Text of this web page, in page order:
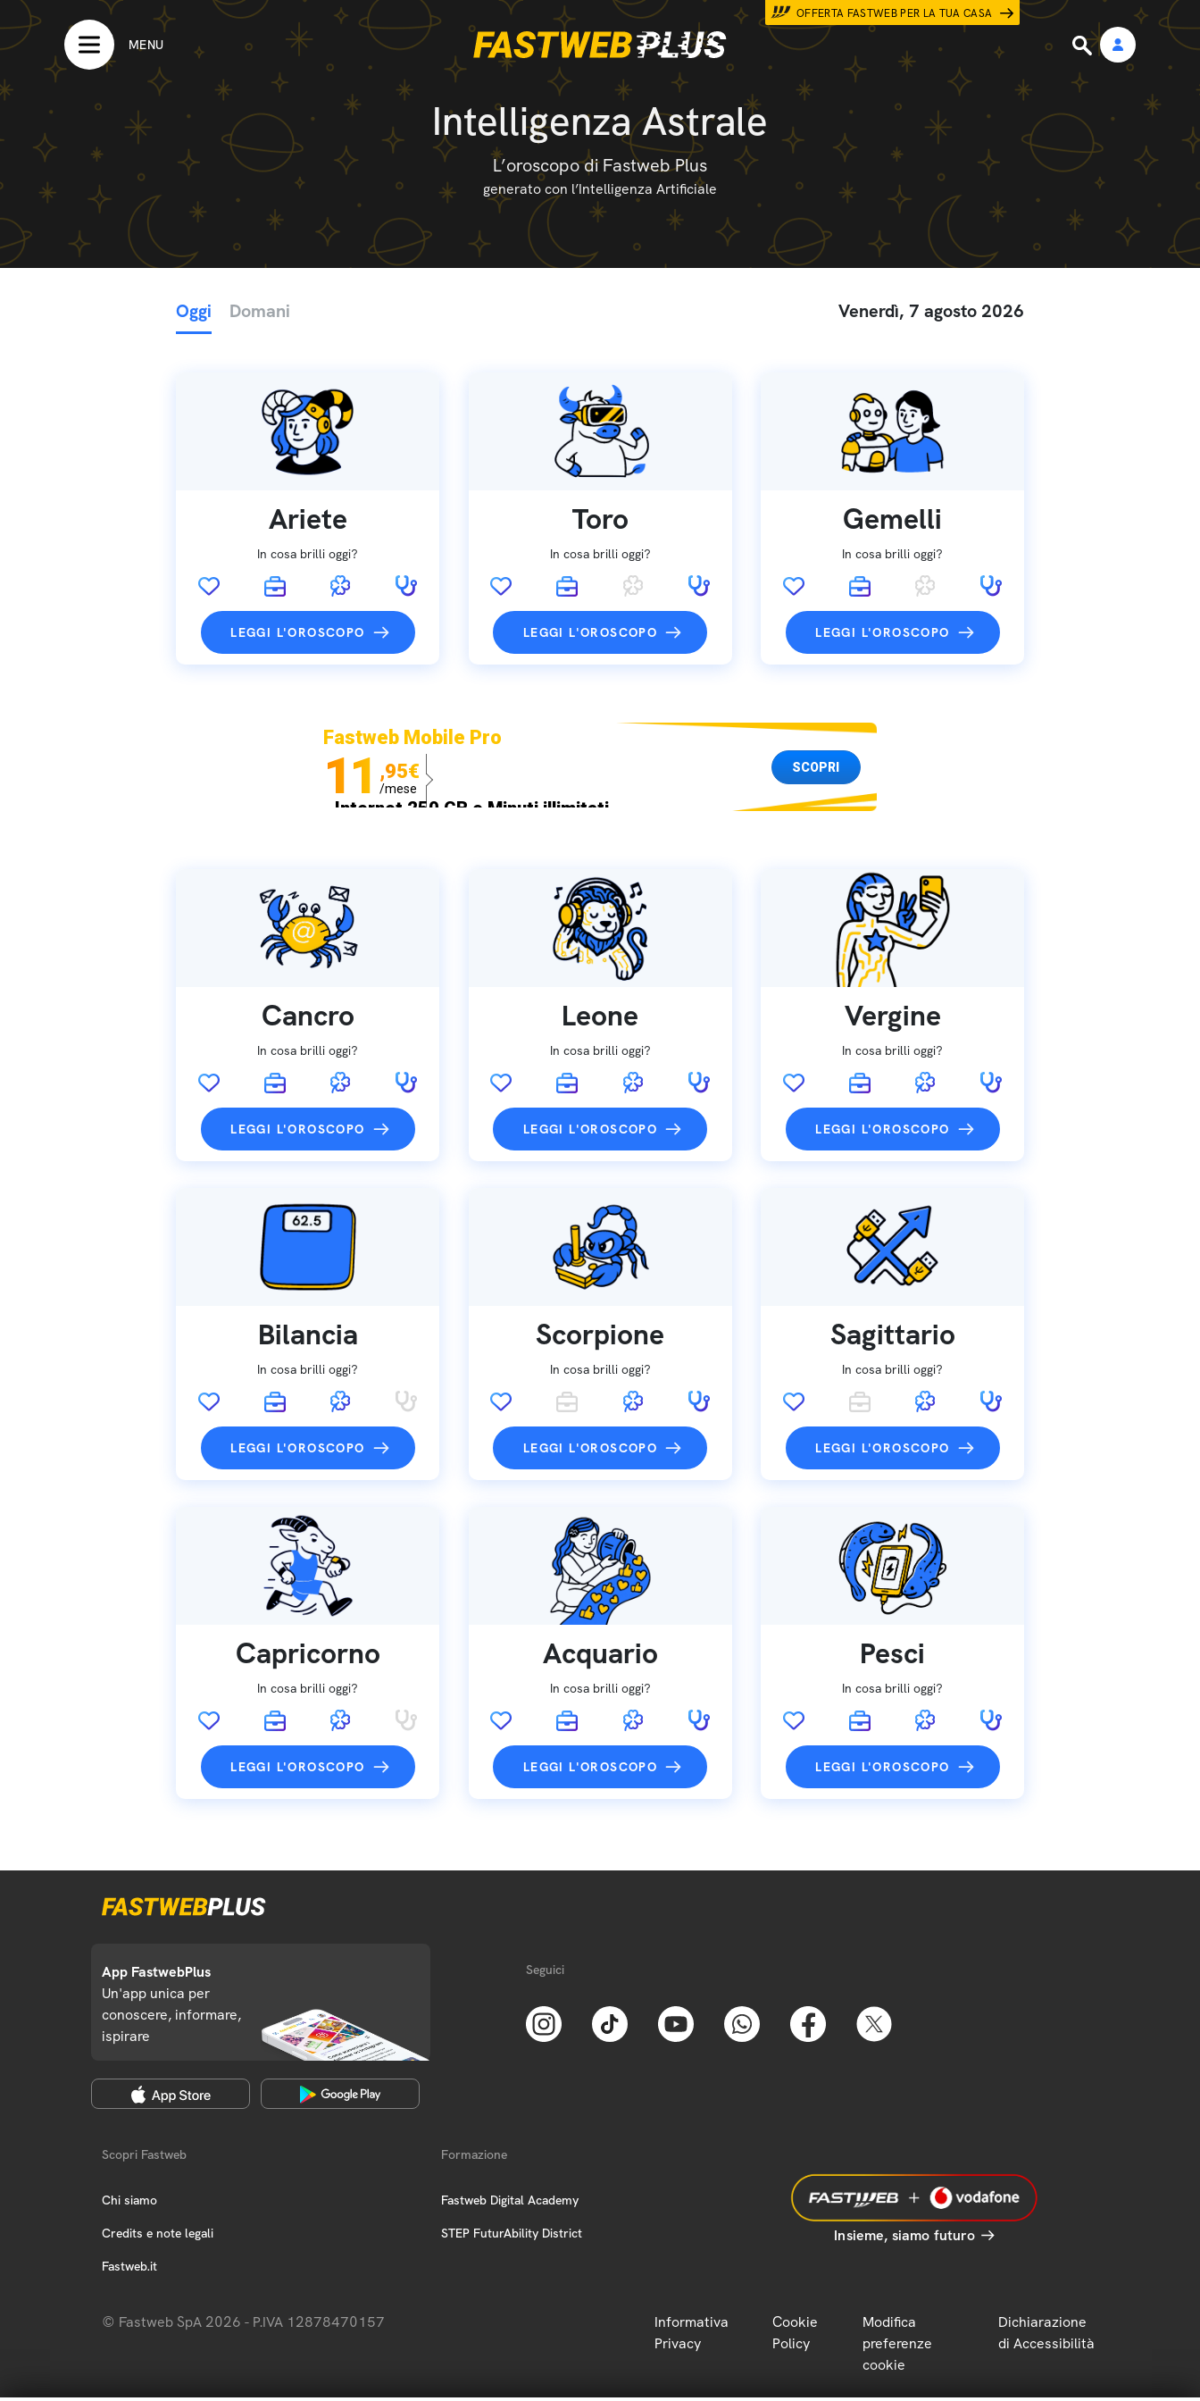
OFFERTA FASTWEB PER LA TUA CASA
MENU
Intelligenza Astrale
L’oroscopo di Fastweb Plus
generato con l’Intelligenza Artificiale
Oggi Domani Venerdì, 7 agosto 2026
Ariete
In cosa brilli oggi?
LEGGI L'OROSCOPO
Toro
In cosa brilli oggi?
LEGGI L'OROSCOPO
Gemelli
In cosa brilli oggi?
LEGGI L'OROSCOPO
Fastweb Mobile Pro
11 ,95€
/mese
Internet 250 GB e Minuti illimitati
SCOPRI
Cancro
In cosa brilli oggi?
LEGGI L'OROSCOPO
Leone
In cosa brilli oggi?
LEGGI L'OROSCOPO
Vergine
In cosa brilli oggi?
LEGGI L'OROSCOPO
Bilancia
In cosa brilli oggi?
LEGGI L'OROSCOPO
Scorpione
In cosa brilli oggi?
LEGGI L'OROSCOPO
Sagittario
In cosa brilli oggi?
LEGGI L'OROSCOPO
Capricorno
In cosa brilli oggi?
LEGGI L'OROSCOPO
Acquario
In cosa brilli oggi?
LEGGI L'OROSCOPO
Pesci
In cosa brilli oggi?
LEGGI L'OROSCOPO
App FastwebPlus
Un'app unica per
conoscere, informare,
ispirare
Seguici
Scopri Fastweb
Chi siamo
Credits e note legali
Fastweb.it
Formazione
Fastweb Digital Academy
STEP FuturAbility District Insieme, siamo futuro
© Fastweb SpA 2026 - P.IVA 12878470157
Informativa
Privacy
Cookie
Policy
Modifica
preferenze
cookie
Dichiarazione
di Accessibilità